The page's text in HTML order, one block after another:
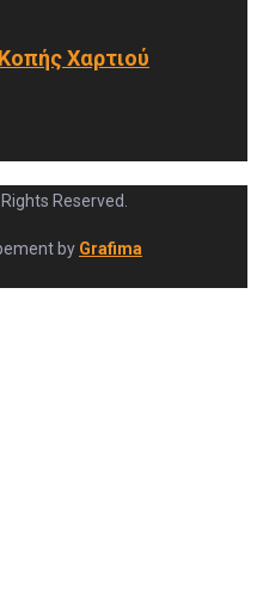
Χαρτιού
Reserved.
by Grafima